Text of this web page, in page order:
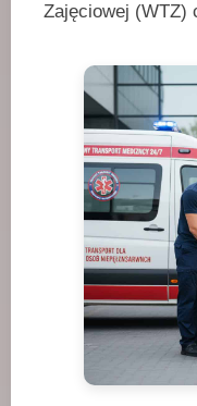
Zajęciowej (WTZ)